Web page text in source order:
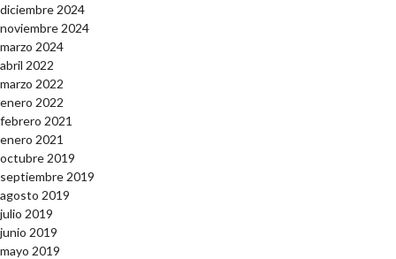
diciembre 2024
noviembre 2024
marzo 2024
abril 2022
marzo 2022
enero 2022
febrero 2021
enero 2021
octubre 2019
septiembre 2019
agosto 2019
julio 2019
junio 2019
mayo 2019